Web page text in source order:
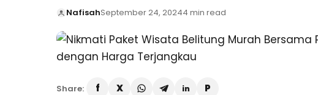
NafisahSeptember 24, 20244 min read
Share: